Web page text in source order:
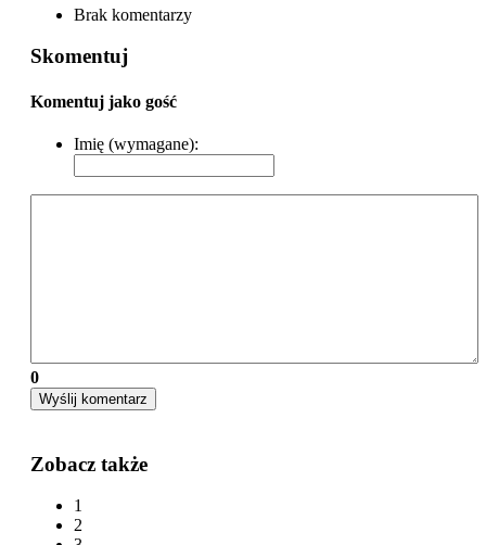
Brak komentarzy
Skomentuj
Komentuj jako gość
Imię (wymagane):
0
Wyślij komentarz
Zobacz także
1
2